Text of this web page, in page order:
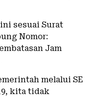
sesuai Surat
Nomor:
Jam
melalui SE
kita tidak